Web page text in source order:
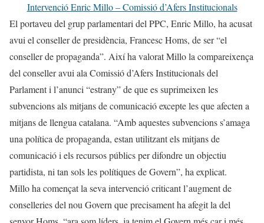
Intervenció Enric Millo – Comissió d’Afers Institucionals
El portaveu del grup parlamentari del PPC, Enric Millo, ha acusat
avui el conseller de presidència, Francesc Homs, de ser “el
conseller de propaganda”. Així ha valorat Millo la compareixença
del conseller avui ala Comissió d’Afers Institucionals del
Parlament i l’anunci “estrany” de que es suprimeixen les
subvencions als mitjans de comunicació excepte les que afecten a
mitjans de llengua catalana. “Amb aquestes subvencions s’amaga
una política de propaganda, estan utilitzant els mitjans de
comunicació i els recursos públics per difondre un objectiu
partidista, ni tan sols les polítiques de Govern”, ha explicat.
Millo ha començat la seva intervenció criticant l’augment de
conselleries del nou Govern que precisament ha afegit la del